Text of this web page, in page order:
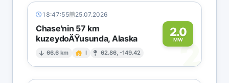
18:47:55 25.07.2026
Chase'nin 57 km
kuzeydoÄŸusunda, Alaska
66.6 km I 62.86, -149.42
2.0
MW2